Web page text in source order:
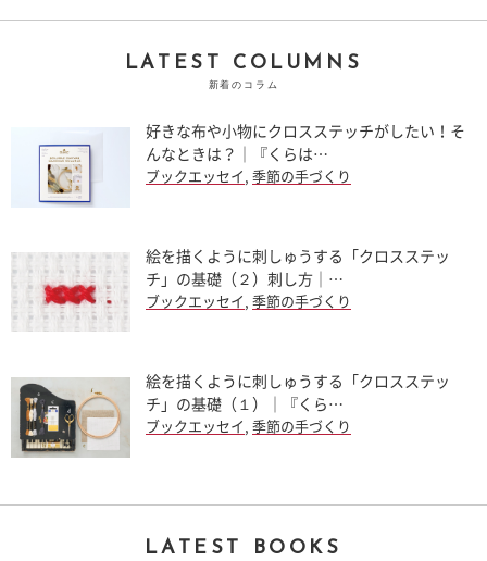
LATEST COLUMNS
新着のコラム
好きな布や小物にクロスステッチがしたい！そ
んなときは？｜『くらは…
ブックエッセイ 季節の手づくり
絵を描くように刺しゅうする「クロスステッ
チ」の基礎（２）刺し方｜…
ブックエッセイ 季節の手づくり
絵を描くように刺しゅうする「クロスステッ
チ」の基礎（１）｜『くら…
ブックエッセイ 季節の手づくり
LATEST BOOKS